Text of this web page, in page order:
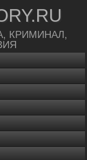
КРИМИНАЛ,